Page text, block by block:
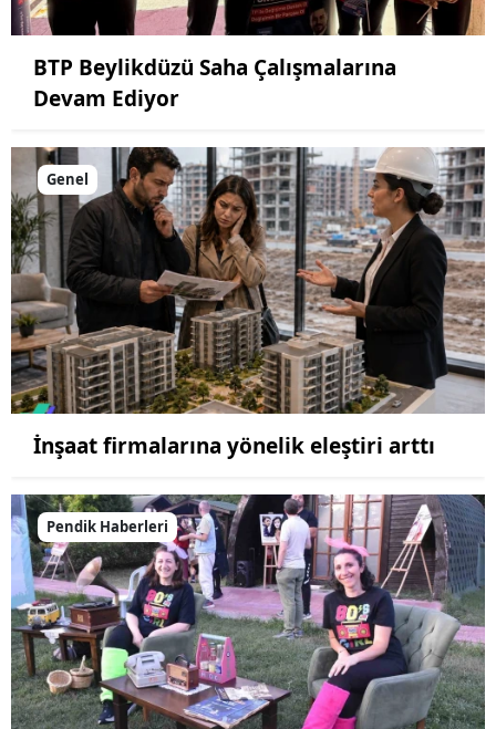
BTP Beylikdüzü Saha Çalışmalarına
Devam Ediyor
Genel
İnşaat firmalarına yönelik eleştiri arttı
Pendik Haberleri